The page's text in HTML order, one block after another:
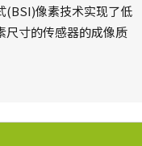
(BSI)像素技术实现了低
尺寸的传感器的成像质